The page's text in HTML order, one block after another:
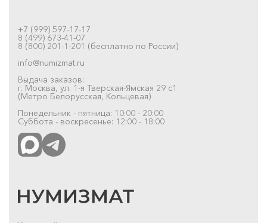
+7 (999) 597-17-17
8 (499) 673-41-07
8 (800) 201-1-201 (бесплатно по России)
info@numizmat.ru
Выдача заказов:
г. Москва, ул. 1-я Тверская-Ямская 29 с1
(Метро Белорусская, Кольцевая)
Понедельник - пятница: 10:00 - 20:00
Суббота - воскресенье: 12:00 - 18:00